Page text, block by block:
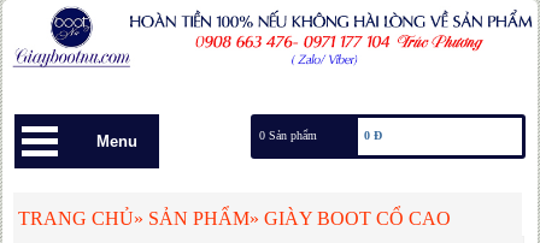
TRANG CHỦ» SẢN PHẨM»GIÀY BOOT CỔ CAO
0 Sản phẩm 0 Đ
Menu